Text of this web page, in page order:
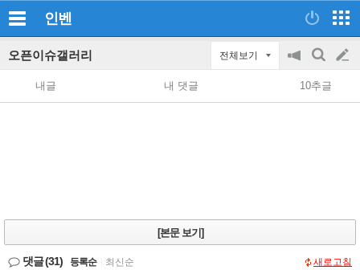
인벤
오픈이슈갤러리 전체보기
공
지
on/off
검
색
글
쓰
내글 내 댓글 10추글
[본문 보기]
댓글(31) 등록순 최신순 새로고침